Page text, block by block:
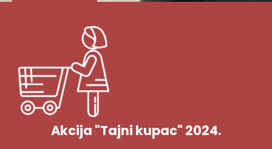
Akcija "Tajni kupac" 2024.